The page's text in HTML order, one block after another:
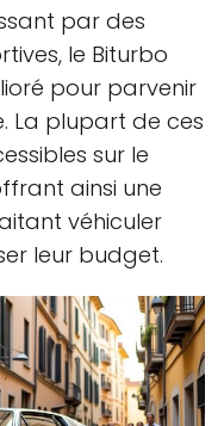
par des
le Biturbo
pour parvenir
La plupart de ces
sur le
ainsi une
véhiculer
leur budget.